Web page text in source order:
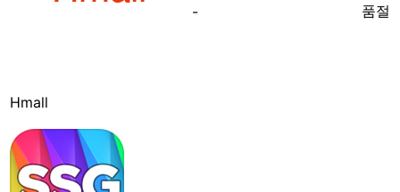
Hmall
- 품절